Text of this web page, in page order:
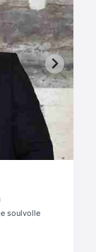
soulvolle